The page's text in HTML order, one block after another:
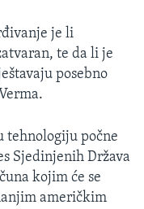
je li
te da li je
posebno
tehnologiju počne
Sjedinjenih Država
kojim će se
američkim